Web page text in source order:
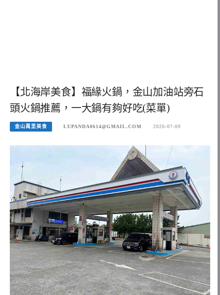
【北海岸美食】福緣火鍋，金山加油站旁石
頭火鍋推薦，一大鍋有夠好吃(菜單)
金山萬里美食 LUPANDA0614@GMAIL.COM 2026-07-09